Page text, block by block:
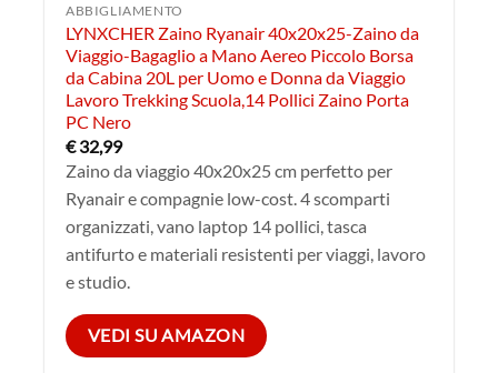
ABBIGLIAMENTO
LYNXCHER Zaino Ryanair 40x20x25-Zaino da
Viaggio-Bagaglio a Mano Aereo Piccolo Borsa
da Cabina 20L per Uomo e Donna da Viaggio
Lavoro Trekking Scuola,14 Pollici Zaino Porta
PC Nero
€32,99
Zaino da viaggio 40x20x25 cm perfetto per
Ryanair e compagnie low-cost. 4 scomparti
organizzati, vano laptop 14 pollici, tasca
antifurto e materiali resistenti per viaggi, lavoro
e studio.
VEDI SU AMAZON